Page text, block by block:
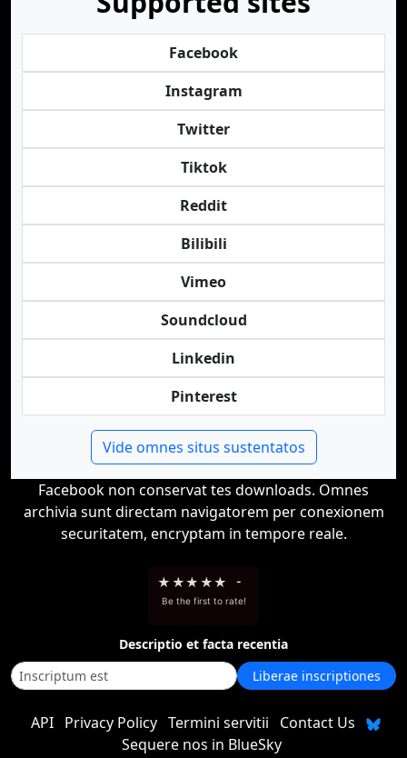
Facebook
Instagram
Twitter
Tiktok
Reddit
Bilibili
Vimeo
Soundcloud
Linkedin
Pinterest
Vide omnes situs sustentatos
Facebook non conservat tes downloads. Omnes
archivia sunt directam navigatorem per conexionem
securitatem, encryptam in tempore reale.
★ ★★ ★★ -
Be the first to rate!
Descriptio et facta recentia
Liberae inscriptiones
API Privacy Policy Termini servitii
Contact Us
Sequere nos in BlueSky